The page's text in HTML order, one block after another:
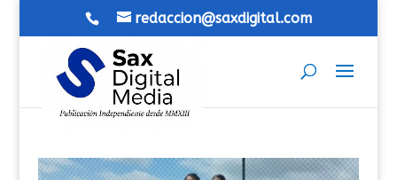
redaccion@saxdigital.com